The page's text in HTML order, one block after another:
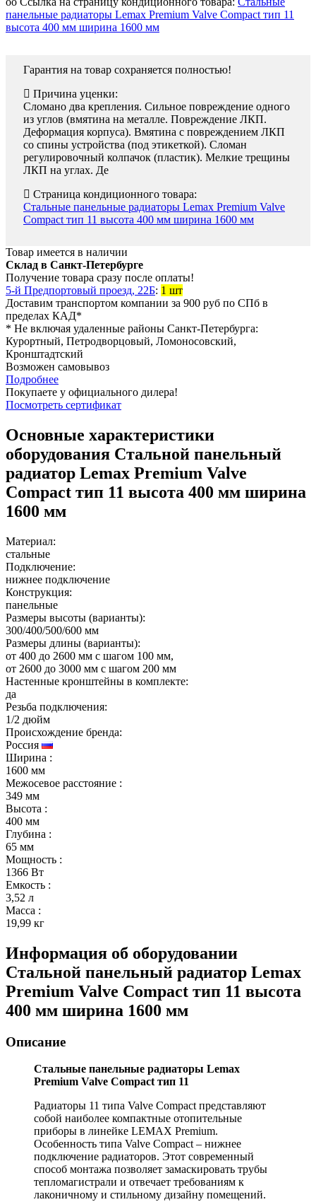
панельные радиаторы Lemax Premium Valve Compact тип 11
высота 400 мм ширина 1600 мм
Гарантия на товар сохраняется полностью!
Причина уценки:
Сломано два крепления. Сильное повреждение одного
из углов (вмятина на металле. Повреждение ЛКП.
Деформация корпуса). Вмятина с повреждением ЛКП
со спины устройства (под этикеткой). Сломан
регулировочный колпачок (пластик). Мелкие трещины
ЛКП на углах. Де
Страница кондиционного товара:
Стальные панельные радиаторы Lemax Premium Valve
Compact тип 11 высота 400 мм ширина 1600 мм
Товар имеется в наличии
Склад в Санкт-Петербурге
Получение товара сразу после оплаты!
5-й Предпортовый проезд, 22Б: 1 шт
Доставим транспортом компании за 900 руб по СПб в
пределах КАД*
* Не включая удаленные районы Санкт-Петербурга:
Курортный, Петродворцовый, Ломоносовский,
Кронштадтский
Возможен самовывоз
Подробнее
Покупаете у официального дилера!
Посмотреть сертификат
Основные характеристики
оборудования Стальной панельный
радиатор Lemax Premium Valve
Compact тип 11 высота 400 мм ширина
1600 мм
Материал:
стальные
Подключение:
нижнее подключение
Конструкция:
панельные
Размеры высоты (варианты):
300/400/500/600 мм
Размеры длины (варианты):
от 400 до 2600 мм с шагом 100 мм,
от 2600 до 3000 мм с шагом 200 мм
Настенные кронштейны в комплекте:
да
Резьба подключения:
1/2 дюйм
Происхождение бренда:
Россия
Ширина :
1600 мм
Межосевое расстояние :
349 мм
Высота :
400 мм
Глубина :
65 мм
Мощность :
1366 Вт
Емкость :
3,52 л
Масса :
19,99 кг
Информация об оборудовании
Стальной панельный радиатор Lemax
Premium Valve Compact тип 11 высота
400 мм ширина 1600 мм
Описание
Стальные панельные радиаторы Lemax
Premium Valve Compact тип 11
Радиаторы 11 типа Valve Compact представляют
собой наиболее компактные отопительные
приборы в линейке LEMAX Premium.
Особенность типа Valve Compact – нижнее
подключение радиаторов. Этот современный
способ монтажа позволяет замаскировать трубы
тепломагистрали и отвечает требованиям к
лаконичному и стильному дизайну помещений.